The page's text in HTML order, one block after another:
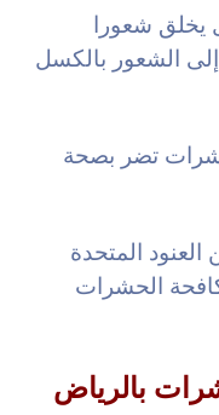
يخلق شعورا
الشعور بالكسل
تضر بصحة
المتحدة
الحشرات
بالرياض